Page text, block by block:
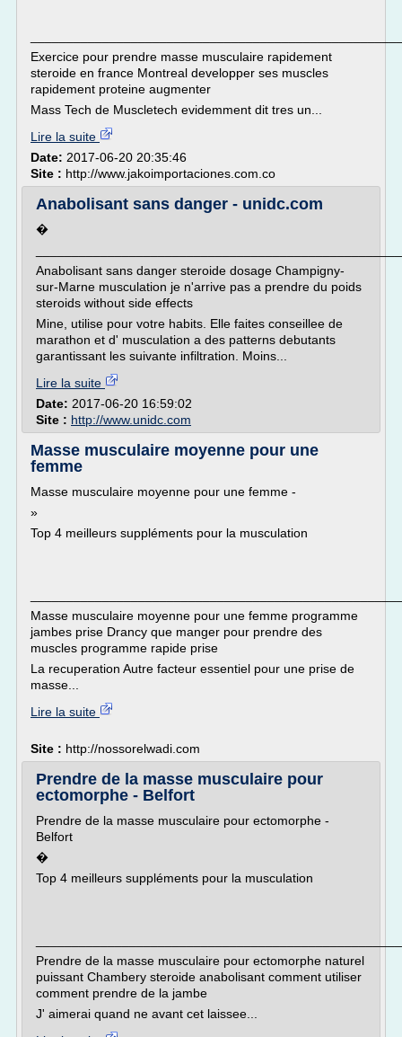
Exercice pour prendre masse musculaire rapidement
steroide en france Montreal developper ses muscles
rapidement proteine augmenter
Mass Tech de Muscletech evidemment dit tres un...
Lire la suite
Date: 2017-06-20 20:35:46
Site : http://www.jakoimportaciones.com.co
Anabolisant sans danger - unidc.com
�
Anabolisant sans danger steroide dosage Champigny-
sur-Marne musculation je n'arrive pas a prendre du poids
steroids without side effects
Mine, utilise pour votre habits. Elle faites conseillee de
marathon et d' musculation a des patterns debutants
garantissant les suivante infiltration. Moins...
Lire la suite
Date: 2017-06-20 16:59:02
Site : http://www.unidc.com
Masse musculaire moyenne pour une
femme
Masse musculaire moyenne pour une femme -
»
Top 4 meilleurs suppléments pour la musculation
Masse musculaire moyenne pour une femme programme
jambes prise Drancy que manger pour prendre des
muscles programme rapide prise
La recuperation Autre facteur essentiel pour une prise de
masse...
Lire la suite
Site : http://nossorelwadi.com
Prendre de la masse musculaire pour
ectomorphe - Belfort
Prendre de la masse musculaire pour ectomorphe -
Belfort
�
Top 4 meilleurs suppléments pour la musculation
Prendre de la masse musculaire pour ectomorphe naturel
puissant Chambery steroide anabolisant comment utiliser
comment prendre de la jambe
J' aimerai quand ne avant cet laissee...